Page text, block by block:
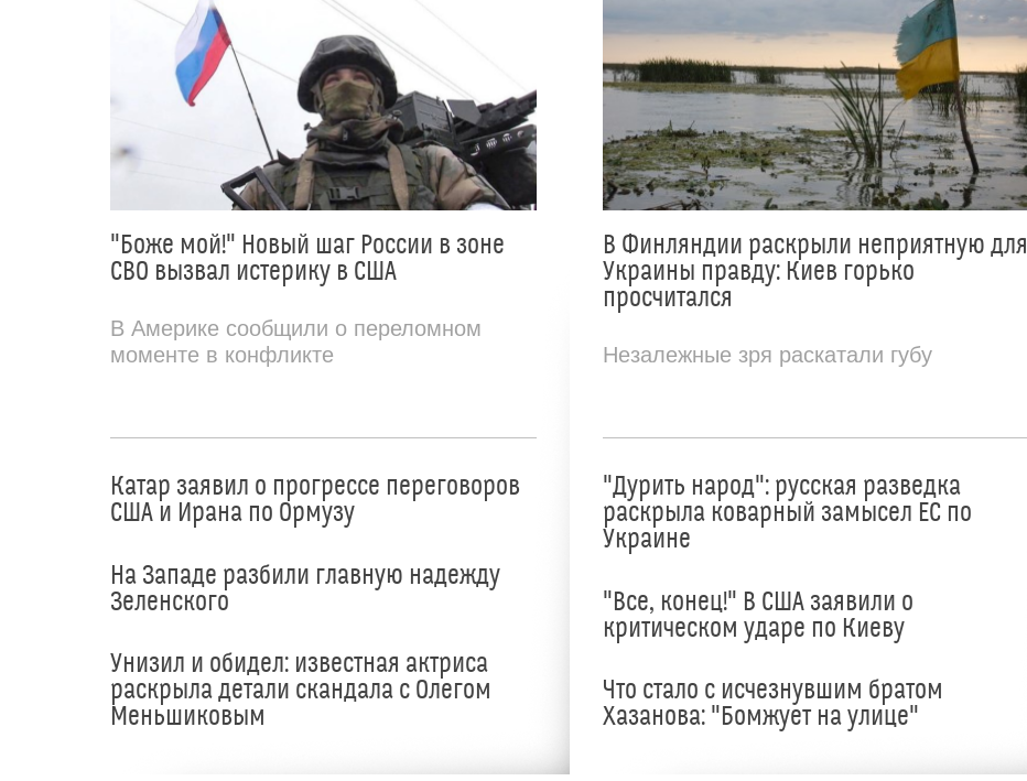
"Боже мой!" Новый шаг России в зоне
СВО вызвал истерику в США
В Америке сообщили о переломном
моменте в конфликте
Катар заявил о прогрессе переговоров
США и Ирана по Ормузу
На Западе разбили главную надежду
Зеленского
Унизил и обидел: известная актриса
раскрыла детали скандала с Олегом
Меньшиковым
В Финляндии раскрыли неприятную для
Украины правду: Киев горько
просчитался
Незалежные зря раскатали губу
"Дурить народ": русская разведка
раскрыла коварный замысел ЕС по
Украине
"Все, конец!" В США заявили о
критическом ударе по Киеву
Что стало с исчезнувшим братом
Хазанова: "Бомжует на улице"